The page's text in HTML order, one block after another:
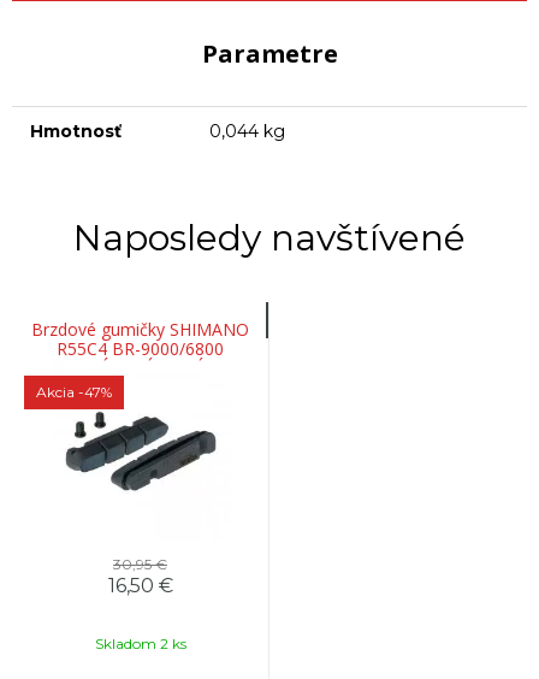
Parametre
Hmotnosť 0,044 kg
Naposledy navštívené
Brzdové gumičky SHIMANO
R55C4 BR-9000/6800
KARBÓN. RÁF 2 PÁRY
Akcia -47%
30,95 €
16,50 €
Skladom 2 ks